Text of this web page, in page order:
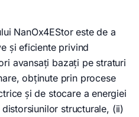
NanOx4EStor este de a
și eficiente privind
avansați bazați pe straturi
obținute prin procese
și de stocare a energiei
structurale, (ii)